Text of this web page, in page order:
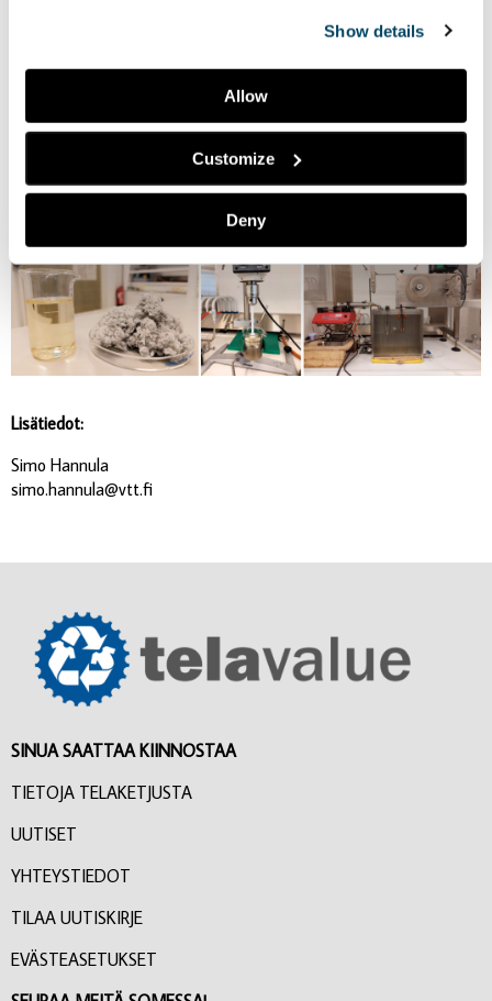
Show details
Allow
Customize
Deny
Lisätiedot:
Simo Hannula
simo.hannula@vtt.fi
SINUA SAATTAA KIINNOSTAA
TIETOJA TELAKETJUSTA
UUTISET
YHTEYSTIEDOT
TILAA UUTISKIRJE
EVÄSTEASETUKSET